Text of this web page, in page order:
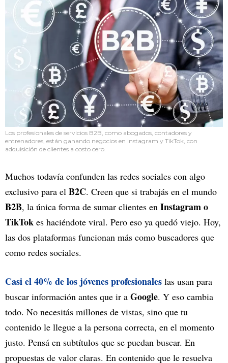
Los profesionales de servicios B2B, como abogados, contadores y
entrenadores, están ganando negocios en Instagram y TikTok, con
adquisición de clientes a costo cero.
Muchos todavía confunden las redes sociales con algo
exclusivo para el B2C. Creen que si trabajás en el mundo
B2B, la única forma de sumar clientes en Instagram o
TikTok es haciéndote viral. Pero eso ya quedó viejo. Hoy,
las dos plataformas funcionan más como buscadores que
como redes sociales.
Casi el 40% de los jóvenes profesionales las usan para
buscar información antes que ir a Google. Y eso cambia
todo. No necesitás millones de vistas, sino que tu
contenido le llegue a la persona correcta, en el momento
justo. Pensá en subtítulos que se puedan buscar. En
propuestas de valor claras. En contenido que le resuelva